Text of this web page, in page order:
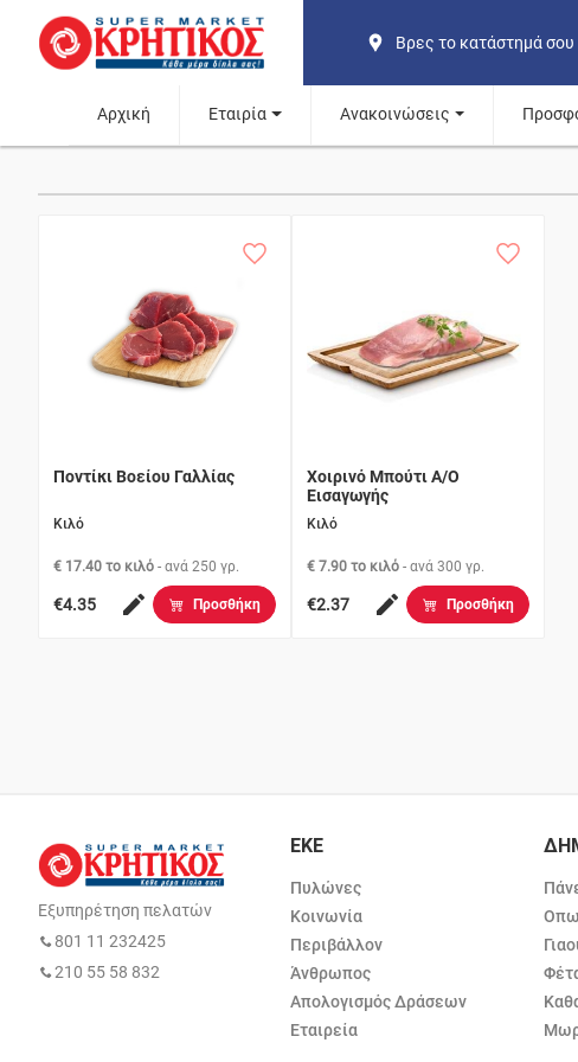
Βρες το κατάστημά σου
Αρχική Εταιρία Ανακοινώσεις
Ποντίκι Βοείου Γαλλίας
Κιλό
€ 17.40 το κιλό - ανά 250 γρ.
€4.35 Προσθήκη
Χοιρινό Μπούτι Α/Ο
Εισαγωγής
Κιλό
€ 7.90 το κιλό - ανά 300 γρ.
€2.37 Προσθήκη
Εξυπηρέτηση πελατών
801 11 232425
210 55 58 832
ΕΚΕ
Πυλώνες
Κοινωνία
Περιβάλλον
Άνθρωπος
Απολογισμός Δράσεων
Εταιρεία